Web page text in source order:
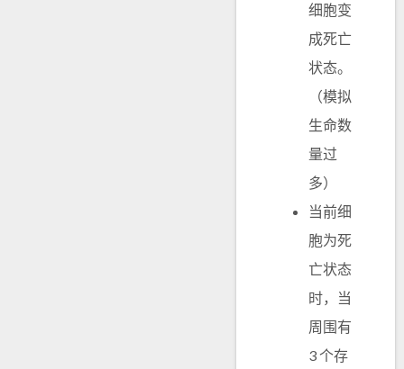
细胞变
成死亡
状态。
（模拟
生命数
量过
多）
当前细
胞为死
亡状态
时，当
周围有
3 个存